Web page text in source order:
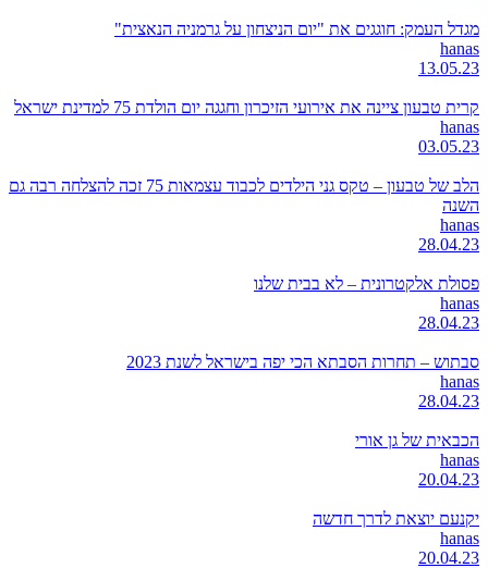
מגדל העמק: חוגגים את "יום הניצחון על גרמניה הנאצית"
hanas
13.05.23
קרית טבעון ציינה את אירועי הזיכרון וחגגה יום הולדת 75 למדינת ישראל
hanas
03.05.23
הלב של טבעון – טקס גני הילדים לכבוד עצמאות 75 זכה להצלחה רבה גם
השנה
hanas
28.04.23
פסולת אלקטרונית – לא בבית שלנו
hanas
28.04.23
סבתוש – תחרות הסבתא הכי יפה בישראל לשנת 2023
hanas
28.04.23
הכבאית של גן אורי
hanas
20.04.23
יקנעם יוצאת לדרך חדשה
hanas
20.04.23